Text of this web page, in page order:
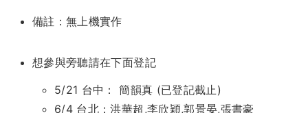
備註：無上機實作
想參與旁聽請在下面登記
5/21 台中： 簡韻真 (已登記截止)
6/4 台北：洪華超,李欣穎,郭景晏,張書豪